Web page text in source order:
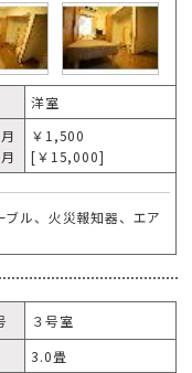
洋室
￥1,500
[￥15,000]
ル、火災報知器、エア
３号室
3.0畳